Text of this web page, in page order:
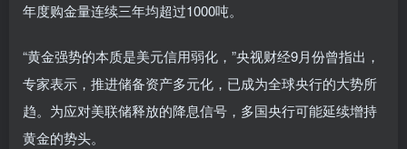
年度购金量连续三年均超过1000吨。
“黄金强势的本质是美元信用弱化，”央视财经9月份曾指出，
专家表示，推进储备资产多元化，已成为全球央行的大势所
趋。为应对美联储释放的降息信号，多国央行可能延续增持
黄金的势头。